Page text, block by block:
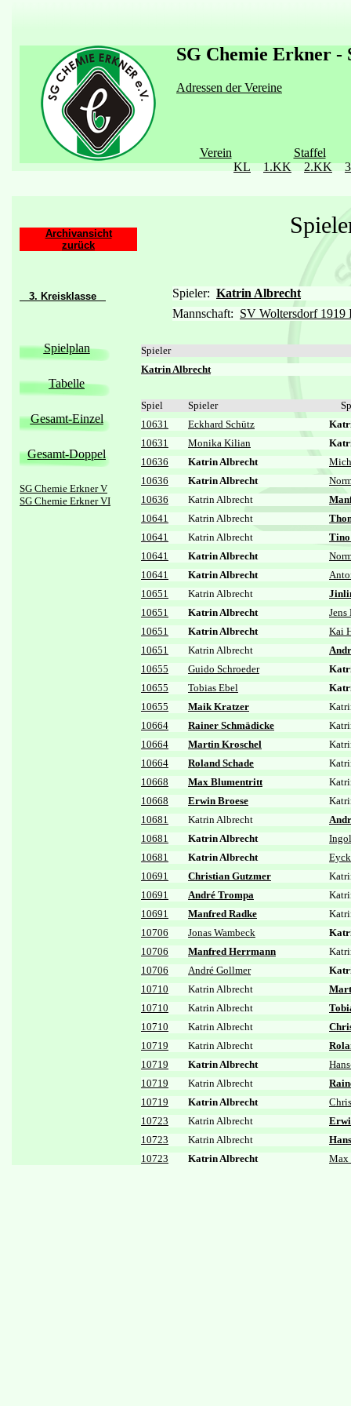
SG Chemie Erkner -
Adressen der Vereine
Verein
Staffel
KL
1.KK 2.KK
Archivansicht
zurück
3. Kreisklasse
Spielplan
Tabelle
Gesamt-Einzel
Gesamt-Doppel
SG Chemie Erkner V
SG Chemie Erkner VI
Spieler: Katrin Albrecht
Mannschaft: SV Woltersdorf 1919
Spieler
Katrin Albrecht
Spiel Spieler
10631
Eckhard Schütz
10631
Monika Kilian
10636
Katrin Albrecht
10636
Katrin Albrecht
10636
Katrin Albrecht
10641
Katrin Albrecht
10641
Katrin Albrecht
Tino
10641
Katrin Albrecht
10641
Katrin Albrecht
10651
Katrin Albrecht
10651
Katrin Albrecht
Jens
10651
Katrin Albrecht
Kai
10651
Katrin Albrecht
10655
Guido Schroeder
10655
Tobias Ebel
10655
Maik Kratzer
10664
Rainer Schmädicke
10664
Martin Kroschel
10664
Roland Schade
10668
Max Blumentritt
10668
Erwin Broese
10681
Katrin Albrecht
10681
Katrin Albrecht
10681
Katrin Albrecht
10691
Christian Gutzmer
10691
André Trompa
10691
Manfred Radke
10706
Jonas Wambeck
10706
Manfred Herrmann
10706
André Gollmer
10710
Katrin Albrecht
10710
Katrin Albrecht
10710
Katrin Albrecht
10719
Katrin Albrecht
10719
Katrin Albrecht
10719
Katrin Albrecht
10719
Katrin Albrecht
10723
Katrin Albrecht
10723
Katrin Albrecht
10723
Katrin Albrecht Max